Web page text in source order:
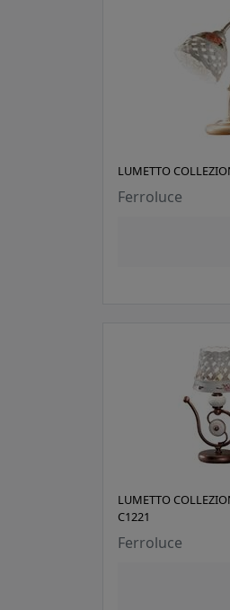
LUMETTO
Ferroluce
LUMETTO
C1221
Ferroluce